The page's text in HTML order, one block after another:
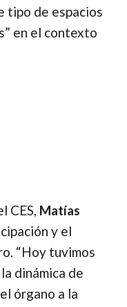
tipo de espacios
en el contexto
CES, Matías
y el
“Hoy tuvimos
dinámica de
órgano a la